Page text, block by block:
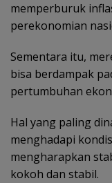
memperburuk
perekonomian
Sementara itu,
bisa berdampak
pertumbuhan
Hal yang paling
menghadapi
mengharapkan
kokoh dan stabil.